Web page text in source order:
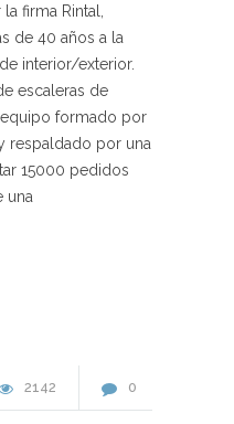
firma Rintal,
de 40 años a la
interior/exterior.
escaleras de
formado por
respaldado por una
15000 pedidos
una
2142 0